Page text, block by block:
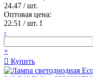
24.47 / шт.
Оптовая цена:
22.51 / шт. !
-
+
Купить